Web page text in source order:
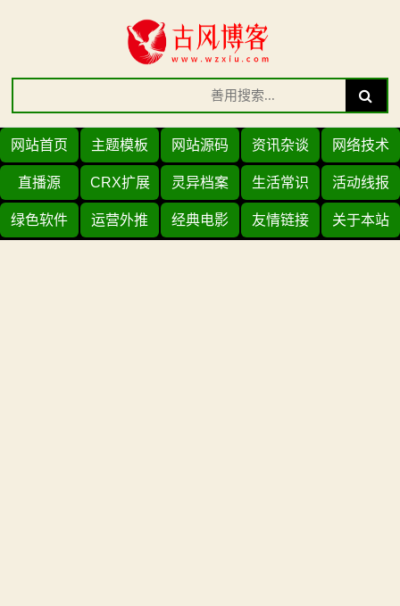
Search
for:
Search
网站首页 主题模板 网站源码 资讯杂谈 网络技术
直播源 CRX扩展 灵异档案 生活常识 活动线报
绿色软件 运营外推 经典电影 友情链接 关于本站